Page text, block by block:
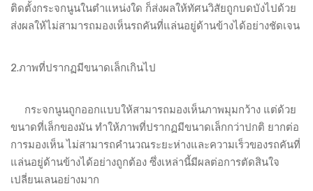
ติดตั้งกระจกนูนในตำแหน่งใด ก็ส่งผลให้ทัศนวิสัยถูกบดบังไปด้วย
ส่งผลให้ไม่สามารถมองเห็นรถคันที่แล่นอยู่ด้านข้างได้อย่างชัดเจน
2.ภาพที่ปรากฏมีขนาดเล็กเกินไป
กระจกนูนถูกออกแบบให้สามารถมองเห็นภาพมุมกว้าง แต่ด้วย
ขนาดที่เล็กของมัน ทำให้ภาพที่ปรากฏมีขนาดเล็กกว่าปกติ ยากต่อ
การมองเห็น ไม่สามารถคำนวณระยะห่างและความเร็วของรถคันที่
แล่นอยู่ด้านข้างได้อย่างถูกต้อง ซึ่งเหล่านี้มีผลต่อการตัดสินใจ
เปลี่ยนเลนอย่างมาก